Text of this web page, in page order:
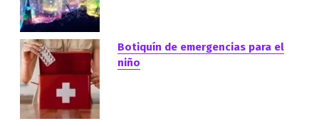
Botiquín de emergencias para el
niño